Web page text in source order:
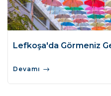
Lefkoşa'da Görmeniz
Devamı